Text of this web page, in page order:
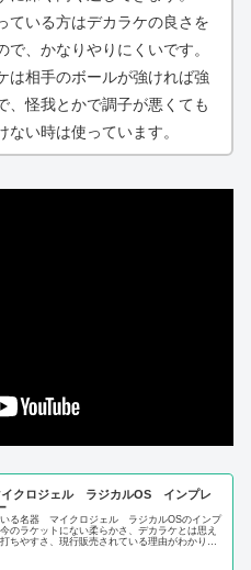
ている方はデカラケの良さを
で、かなりやりにくいです。
は相手のボールが強ければ強
、怪我とかで調子が悪くても
い時は使っています。
イクロジェル ラジカルOS インプレ
いる名器 マイクロジェル ラジカルOSのインプ
のラケットにない柔らかさ、デカラケとは思え
ちやすさ、現行販売されている理由がわかりま